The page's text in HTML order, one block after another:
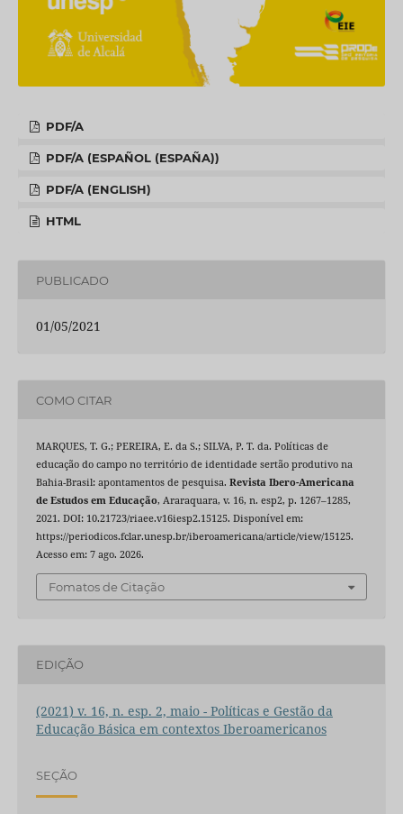
PDF/A
PDF/A (ESPAÑOL (ESPAÑA))
PDF/A (ENGLISH)
HTML
PUBLICADO
01/05/2021
COMO CITAR
MARQUES, T. G.; PEREIRA, E. da S.; SILVA, P. T. da. Políticas de
educação do campo no território de identidade sertão produtivo na
Bahia-Brasil: apontamentos de pesquisa. Revista Ibero-Americana
de Estudos em Educação, Araraquara, v. 16, n. esp2, p. 1267–1285,
2021. DOI: 10.21723/riaee.v16iesp2.15125. Disponível em:
https://periodicos.fclar.unesp.br/iberoamericana/article/view/15125.
Acesso em: 7 ago. 2026.
Fomatos de Citação
EDIÇÃO
(2021) v. 16, n. esp. 2, maio - Políticas e Gestão da
Educação Básica em contextos Iberoamericanos
SEÇÃO